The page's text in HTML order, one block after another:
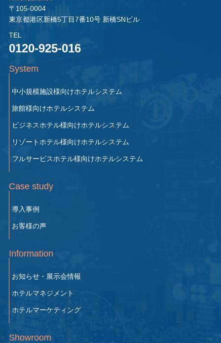
System
中小規模施設様向けホテルシステム
旅館様向けホテルシステム
ビジネスホテル様向けホテルシステム
リゾートホテル様向けホテルシステム
フルサービスホテル様向けホテルシステム
Case study
導入事例
お客様の声
Information
お知らせ・展示会情報
ホテルマネジメント
ホテルマーケティング
Showroom
〒105-0004
東京都港区新橋5丁目7番10号 新橋SNビル
TEL
0120-925-016